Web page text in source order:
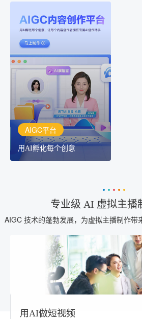
AIGC平台
用AI孵化每个创意
AIGC平台
用AI孵化每个创意
讯飞AIGC平台：让每个创
作者都拥有自己的专注AI
创作助手
专业级 AI 虚拟主播
AIGC 技术的蓬勃发展，为虚拟主播制作带
用AI做短视频